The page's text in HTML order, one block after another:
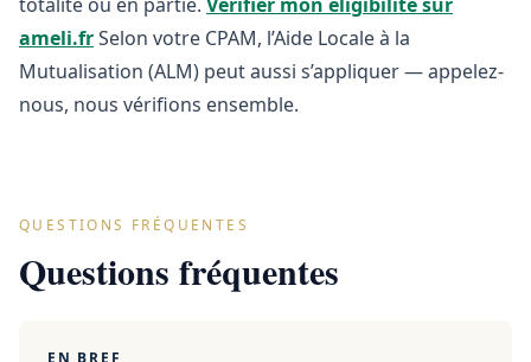
ameli.frSelon votre CPAM, l’Aide Locale à la
Mutualisation (ALM) peut aussi s’appliquer — appelez-
nous, nous vérifions ensemble.
QUESTIONS FRÉQUENTES
Questions fréquentes
EN BREF